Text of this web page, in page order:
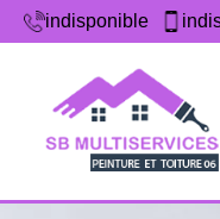
indisponible